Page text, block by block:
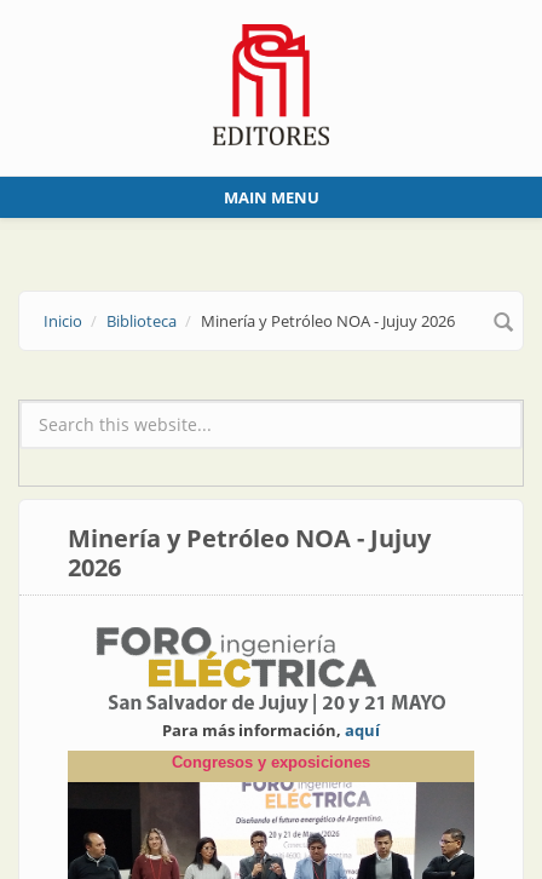
MAIN MENU
Inicio Biblioteca Minería y Petróleo NOA - Jujuy 2026
Formulario de búsqueda
Minería y Petróleo NOA - Jujuy
2026
Para más información, aquí
Congresos y exposiciones